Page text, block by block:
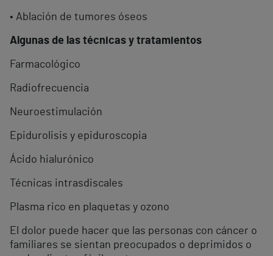
• Ablación de tumores óseos
Algunas de las técnicas y tratamientos
Farmacológico
Radiofrecuencia
Neuroestimulación
Epidurolisis y epiduroscopia
Ácido hialurónico
Técnicas intrasdiscales
Plasma rico en plaquetas y ozono
El dolor puede hacer que las personas con cáncer o
familiares se sientan preocupados o deprimidos o